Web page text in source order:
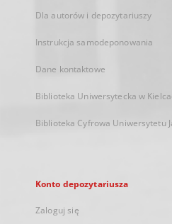
Dla autorów i depozytariuszy
Instrukcja samodeponowania
Dane kontaktowe
Biblioteka Uniwersytecka w
Biblioteka Cyfrowa Uniwersytetu
Konto depozytariusza
Zaloguj się